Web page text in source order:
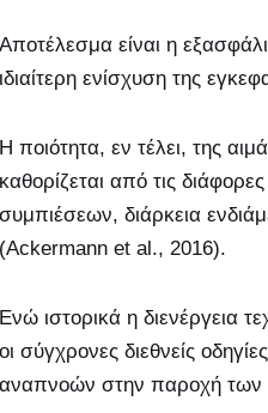
Αποτέλεσμα είναι η
ιδιαίτερη ενίσχυση της
Η ποιότητα, εν τέλει, της
καθορίζεται από τις
συμπιέσεων, διάρκεια
(Ackermann et al., 2016).
Ενώ ιστορικά η διενέργεια
οι σύγχρονες διεθνείς
αναπνοών στην παροχή των